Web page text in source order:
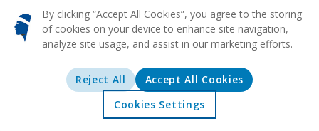
Angebote Erkunden
Mehr überWien
MUSEEN KUNST KULTURELL MUSIK
Wien, die illustre Hauptstadt Österreichs, ist berühmt für ihre
historische Bedeutung, atemberaubende Architektur und
By clicking “Accept All Cookies”, you agree to the storing
of cookies on your device to enhance site navigation,
analyze site usage, and assist in our marketing efforts.
Reject All
Accept All Cookies
Cookies Settings